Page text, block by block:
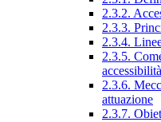
2.3.2.
2.3.3.
2.3.4.
2.3.5.
accessibilità
2.3.6.
attuazione
2.3.7.